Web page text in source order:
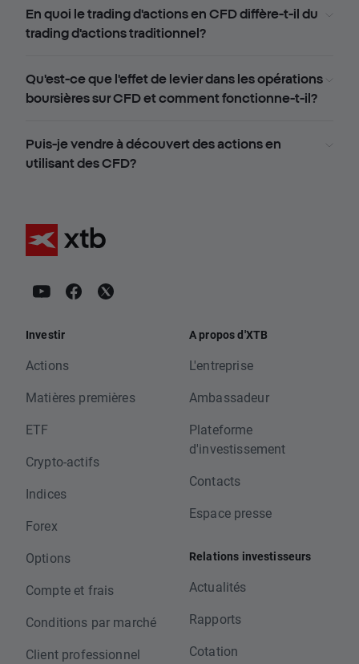
En quoi le trading d'actions en CFD diffère-t-il du
trading d'actions traditionnel?
Qu'est-ce que l'effet de levier dans les opérations
boursières sur CFD et comment fonctionne-t-il?
Puis-je vendre à découvert des actions en
utilisant des CFD?
Investir
Actions
Matières premières
ETF
Crypto-actifs
Indices
Forex
Options
Compte et frais
Conditions par marché
Client professionnel
A propos d'XTB
L'entreprise
Ambassadeur
Plateforme
d'investissement
Contacts
Espace presse
Relations investisseurs
Actualités
Rapports
Cotation